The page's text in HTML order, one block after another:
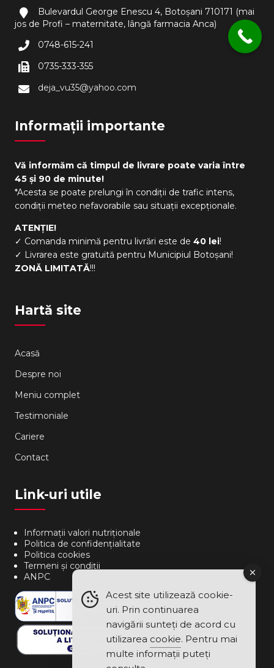
Bulevardul George Enescu 4, Botoșani 710171 (mai
jos de Profi – maternitate, lângă farmacia Anca)
0748-615-241
0735-333-355
deja_vu35@yahoo.com
Informații importante
Vă informăm că timpul de livrare poate varia între
45 și 90 de minute!
*Acesta se poate prelungi în condiții de trafic intens,
condiții meteo nefavorabile sau situații excepționale.
ATENȚIE!
✓ Comanda minimă pentru livrări este de40 lei!
✓ Livrarea este gratuită pentru Municipiul Botoșani!
ZONĂ LIMITATĂ!!!
Hartă site
Acasă
Despre noi
Meniu complet
Testimoniale
Cariere
Contact
Link-uri utile
Informații valori nutriționale
Politica de confidențialitate
Politica cookies
Termeni și condiții
ANPC
Acest site utilizează cookie-
uri. Prin continuarea
navigării sunteți de acord cu
utilizarea cookie. Pentru mai
multe informații puteți